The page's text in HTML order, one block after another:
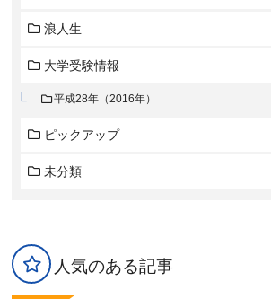
浪人生
大学受験情報
平成28年（2016年）
ピックアップ
未分類
人気のある記事